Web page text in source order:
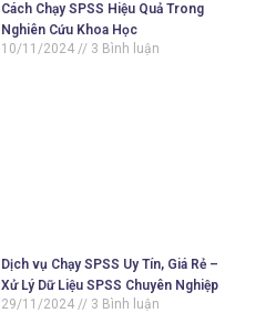
Cách Chạy SPSS Hiệu Quả Trong
Nghiên Cứu Khoa Học
10/11/2024
3 Bình luận
Dịch vụ Chạy SPSS Uy Tín, Giá Rẻ –
Xử Lý Dữ Liệu SPSS Chuyên Nghiệp
29/11/2024
3 Bình luận